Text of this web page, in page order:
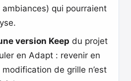
qui pourraient
version Keep du projet
en Adapt : revenir en
de grille n’est